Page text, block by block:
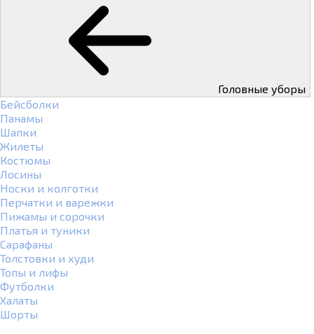
Головные уборы
Бейсболки
Панамы
Шапки
Жилеты
Костюмы
Лосины
Носки и колготки
Перчатки и варежки
Пижамы и сорочки
Платья и туники
Сарафаны
Толстовки и худи
Топы и лифы
Футболки
Халаты
Шорты